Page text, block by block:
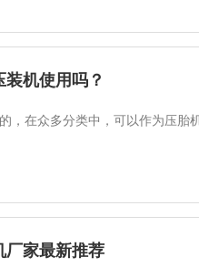
机使用吗？
，在众多分类中，可以作为压
厂家最新推荐